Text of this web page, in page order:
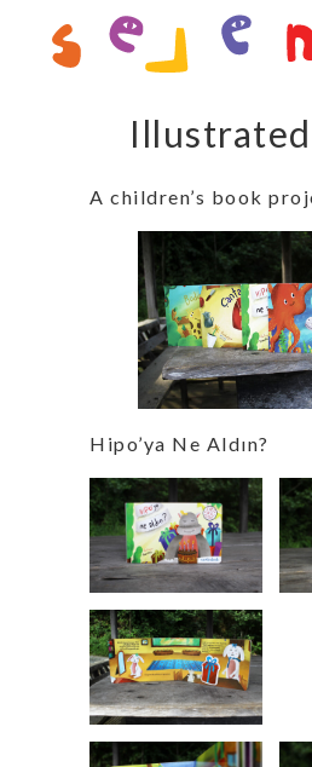
A children’s book
Hipo’ya Ne Aldın?